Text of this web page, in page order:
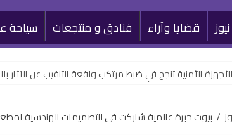
قضايا وآراء فنادق و منتجعات سياحة
الأجهزة الأمنية تنجح في ضبط مرتكب واقعة التنقيب عن الآثار
/ بيوت خبرة عالمية شاركت فى التصميمات الهندسية لمطعم